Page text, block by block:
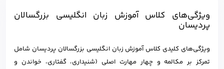
ویژگی‌های کلاس آموزش زبان انگلیسی بزرگسالان
پردیسان
ویژگی‌های کلیدی کلاس‌ آموزش زبان انگلیسی بزرگسالان پردیسان شامل
تمرکز بر مکالمه و چهار مهارت اصلی (شنیداری، گفتاری، خواندن و